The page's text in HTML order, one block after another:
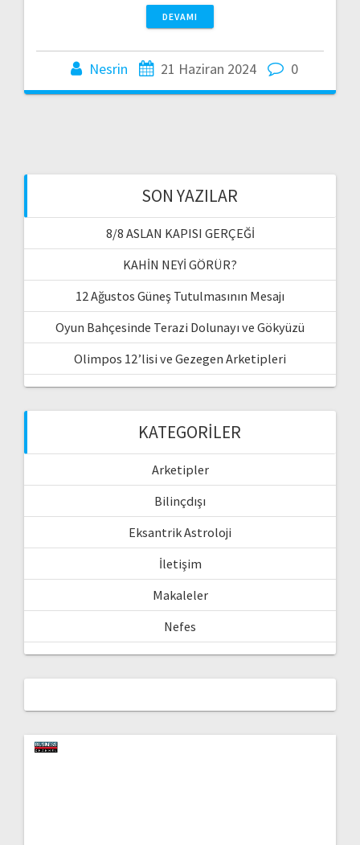
DEVAMI
Nesrin 21 Haziran 2024 0
SON YAZILAR
8/8 ASLAN KAPISI GERÇEĞİ
KAHİN NEYİ GÖRÜR?
12 Ağustos Güneş Tutulmasının Mesajı
Oyun Bahçesinde Terazi Dolunayı ve Gökyüzü
Olimpos 12’lisi ve Gezegen Arketipleri
KATEGORILER
Arketipler
Bilinçdışı
Eksantrik Astroloji
İletişim
Makaleler
Nefes